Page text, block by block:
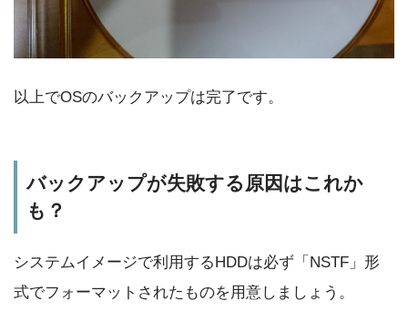
以上でOSのバックアップは完了です。
バックアップが失敗する原因はこれか
も？
システムイメージで利用するHDDは必ず「NSTF」形
式でフォーマットされたものを用意しましょう。